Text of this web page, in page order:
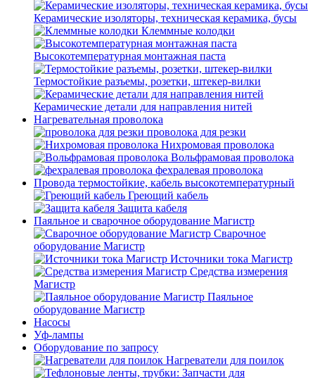
Керамические изоляторы, техническая керамика, бусы
Клеммные колодки
Высокотемпературная монтажная паста
Термостойкие разъемы, розетки, штекер-вилки
Керамические детали для направления нитей
Нагревательная проволока
проволока для резки
Нихромовая проволока
Вольфрамовая проволока
фехралевая проволока
Провода термостойкие, кабель высокотемпературный
Греющий кабель
Защита кабеля
Паяльное и сварочное оборудование Магистр
Сварочное
оборудование Магистр
Источники тока Магистр
Средства измерения
Магистр
Паяльное
оборудование Магистр
Насосы
Уф-лампы
Оборудование по запросу
Нагреватели для поилок